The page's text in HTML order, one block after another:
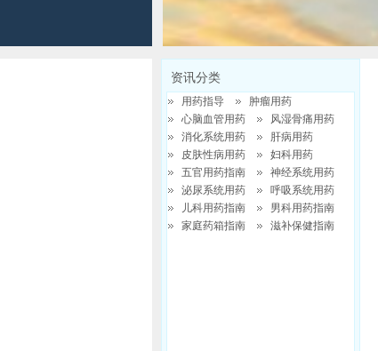
资讯分类
用药指导
肿瘤用药
心脑血管用药
风湿骨痛用药
消化系统用药
肝病用药
皮肤性病用药
妇科用药
五官用药指南
神经系统用药
泌尿系统用药
呼吸系统用药
儿科用药指南
男科用药指南
家庭药箱指南
滋补保健指南